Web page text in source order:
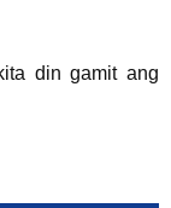
din gamit ang